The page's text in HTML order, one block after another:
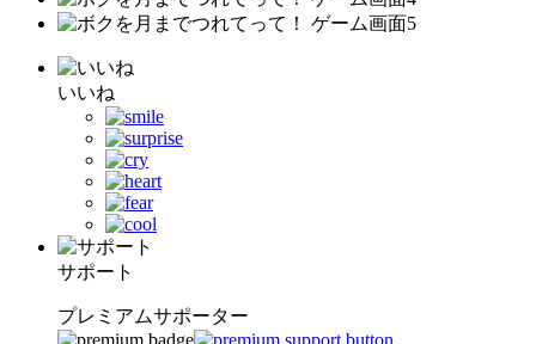
いいね
サポート
プレミアムサポーター